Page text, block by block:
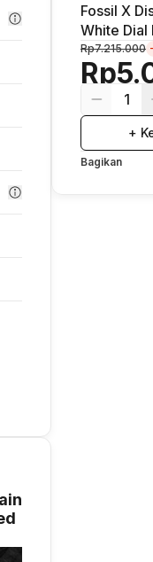
Fossil X
White Dial
Rp7.215.000
1
+
Bagikan